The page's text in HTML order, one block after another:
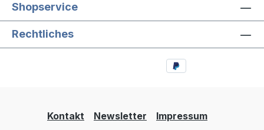
Shopservice
Rechtliches
Kontakt Newsletter Impressum